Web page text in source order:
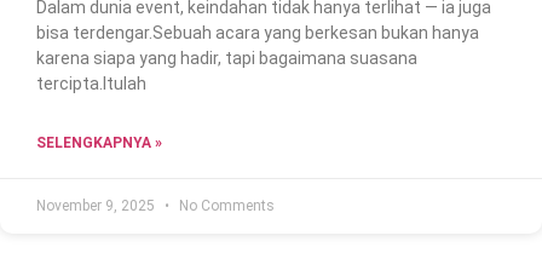
Dalam dunia event, keindahan tidak hanya terlihat — ia juga
bisa terdengar.Sebuah acara yang berkesan bukan hanya
karena siapa yang hadir, tapi bagaimana suasana
tercipta.Itulah
SELENGKAPNYA »
November 9, 2025 No Comments